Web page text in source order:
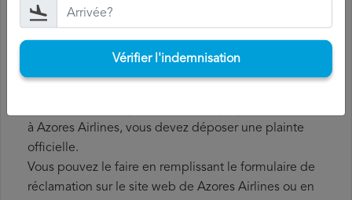
de conserver tous les documents relatifs au vol, tels que
la carte d'embarquement, le billet et les reçus des frais
supplémentaires que vous avez éventuellement dû
à Azores Airlines, vous devez déposer une plainte
officielle.
Vous pouvez le faire en remplissant le formulaire de
réclamation sur le site web de Azores Airlines ou en
Vérifier l'indemnisation